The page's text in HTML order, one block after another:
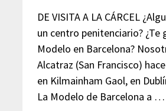
DE VISITA A LA CÁRCEL
un centro penitenciario? ¿Te
Modelo en Barcelona?
Alcatraz (San Francisco)
en Kilmainham Gaol, en
La Modelo de Barcelona a …